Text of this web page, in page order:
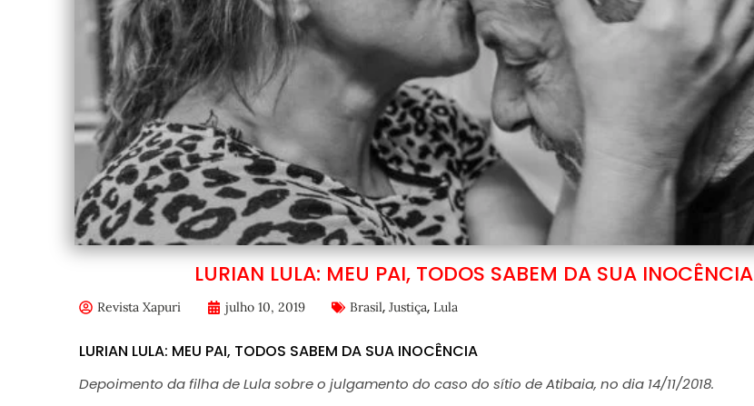
LURIAN LULA: MEU PAI, TODOS SABEM DA SUA INOCÊNCIA
Revista Xapuri julho 10, 2019 Brasil, Justiça, Lula
LURIAN LULA: MEU PAI, TODOS SABEM DA SUA INOCÊNCIA
Depoimento da filha de Lula sobre o julgamento do caso do sítio de Atibaia, no dia 14/11/2018.